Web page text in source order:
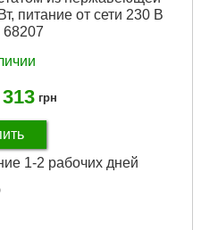
питание от сети 230 В
68207
грн
1-2 рабочих дней